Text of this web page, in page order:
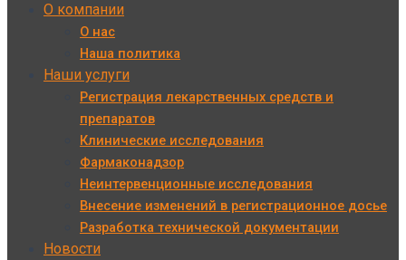
О компании
О нас
Наша политика
Наши услуги
Регистрация лекарственных средств и
препаратов
Клинические исследования
Фармаконадзор
Неинтервенционные исследования
Внесение изменений в регистрационное досье
Разработка технической документации
Новости